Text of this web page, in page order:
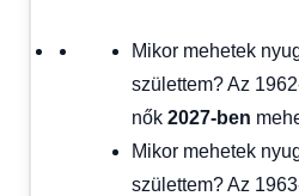
Mikor mehetek
születtem? Az
nők 2027-ben
Mikor mehetek
születtem? Az